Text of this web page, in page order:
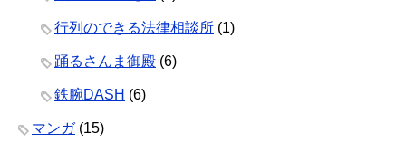
行列のできる法律相談所 (1)
踊るさんま御殿 (6)
鉄腕DASH (6)
マンガ(15)